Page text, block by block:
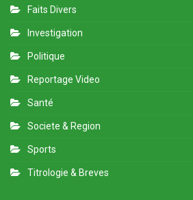
Faits Divers
Investigation
Politique
Reportage Video
Santé
Societe & Region
Sports
Titrologie & Breves